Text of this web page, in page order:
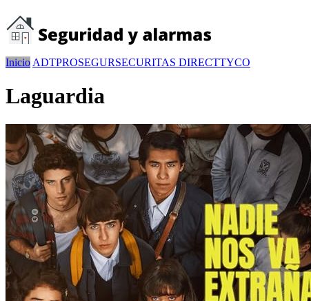
Inicio ADTPROSEGURSECURITAS DIRECTTYCO
Laguardia